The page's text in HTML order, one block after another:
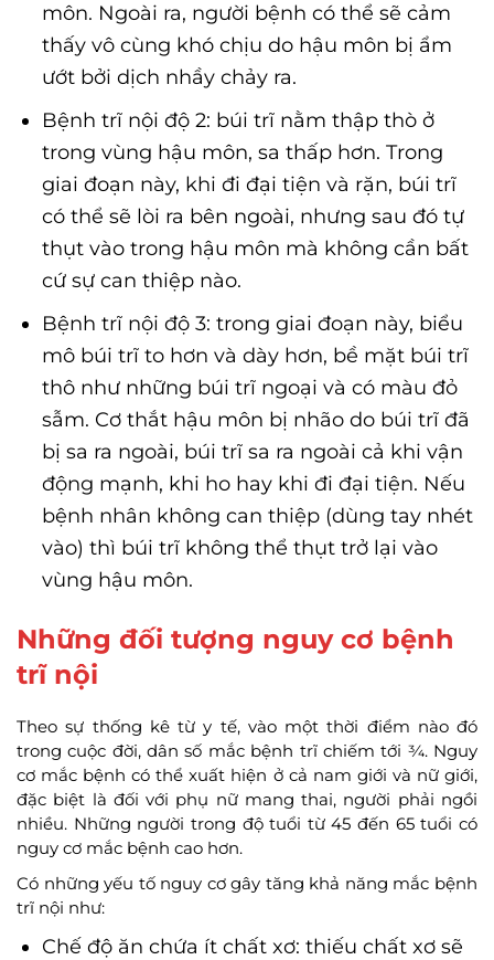
môn. Ngoài ra, người bệnh có thể sẽ cảm
thấy vô cùng khó chịu do hậu môn bị ẩm
ướt bởi dịch nhầy chảy ra.
Bệnh trĩ nội độ 2: búi trĩ nằm thập thò ở
trong vùng hậu môn, sa thấp hơn. Trong
giai đoạn này, khi đi đại tiện và rặn, búi trĩ
có thể sẽ lòi ra bên ngoài, nhưng sau đó tự
thụt vào trong hậu môn mà không cần bất
cứ sự can thiệp nào.
Bệnh trĩ nội độ 3: trong giai đoạn này, biểu
mô búi trĩ to hơn và dày hơn, bề mặt búi trĩ
thô như những búi trĩ ngoại và có màu đỏ
sẫm. Cơ thắt hậu môn bị nhão do búi trĩ đã
bị sa ra ngoài, búi trĩ sa ra ngoài cả khi vận
động mạnh, khi ho hay khi đi đại tiện. Nếu
bệnh nhân không can thiệp (dùng tay nhét
vào) thì búi trĩ không thể thụt trở lại vào
vùng hậu môn.
Những đối tượng nguy cơ bệnh
trĩ nội
Theo sự thống kê từ y tế, vào một thời điểm nào đó
trong cuộc đời, dân số mắc bệnh trĩ chiếm tới ¾. Nguy
cơ mắc bệnh có thể xuất hiện ở cả nam giới và nữ giới,
đặc biệt là đối với phụ nữ mang thai, người phải ngồi
nhiều. Những người trong độ tuổi từ 45 đến 65 tuổi có
nguy cơ mắc bệnh cao hơn.
Có những yếu tố nguy cơ gây tăng khả năng mắc bệnh
trĩ nội như:
Chế độ ăn chứa ít chất xơ: thiếu chất xơ sẽ